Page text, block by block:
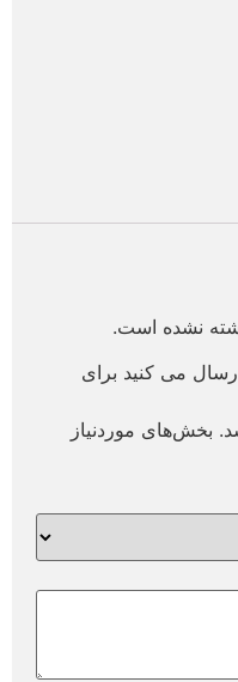
نشده است.
می کنید برای
بخش‌های موردنیاز